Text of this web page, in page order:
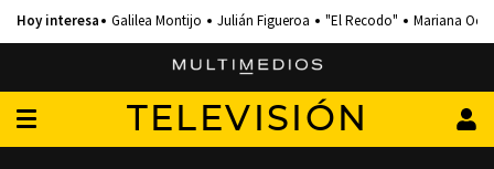
Galilea Montijo Julián Figueroa "El Recodo" Mariana
TELEVISIÓN